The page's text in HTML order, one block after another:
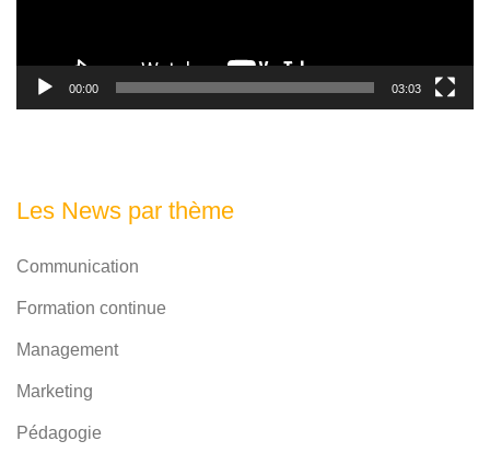
00:00 03:03
Les News par thème
Communication
Formation continue
Management
Marketing
Pédagogie